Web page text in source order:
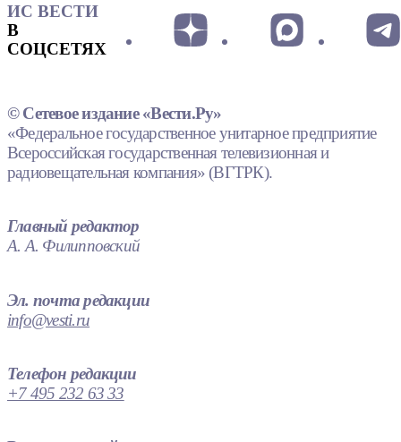
ИС ВЕСТИ
В
СОЦСЕТЯХ
© Сетевое издание «Вести.Ру»
«Федеральное государственное унитарное предприятие
Всероссийская государственная телевизионная и
радиовещательная компания» (ВГТРК).
Главный редактор
А. А. Филипповский
Эл. почта редакции
info@vesti.ru
Телефон редакции
+7 495 232 63 33